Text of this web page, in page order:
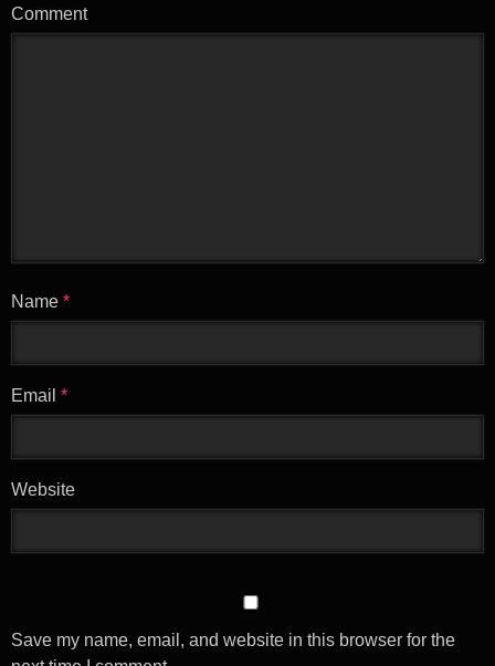
Comment
Name *
Email *
Website
Save my name, email, and website in this browser for the